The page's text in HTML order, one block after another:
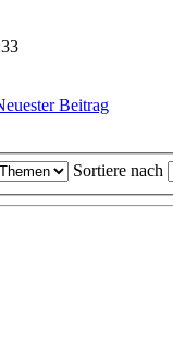
Beitrag
Sortiere nach